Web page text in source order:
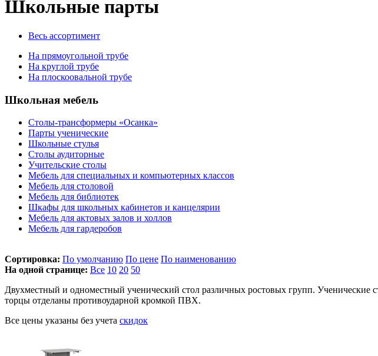
Школьные парты
Весь ассортимент
На прямоугольной трубе
На круглой трубе
На плоскоовальной трубе
Школьная мебель
Столы-трансформеры «Осанка»
Парты ученические
Школьные стулья
Столы аудиторные
Учительские столы
Мебель для специальных и компьютерных классов
Мебель для столовой
Мебель для библиотек
Шкафы для школьных кабинетов и канцелярии
Мебель для актовых залов и холлов
Мебель для гардеробов
Сортировка: По умолчанию По цене По наименованию
На одной странице: Все 10 20 50
Двухместный и одноместный ученический стол различных ростовых групп.
торцы отделаны противоударной кромкой ПВХ.
Все цены указаны без учета скидок